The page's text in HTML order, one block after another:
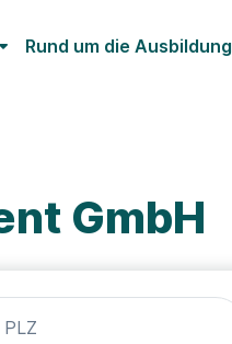
Rund um die Ausbildung
GmbH